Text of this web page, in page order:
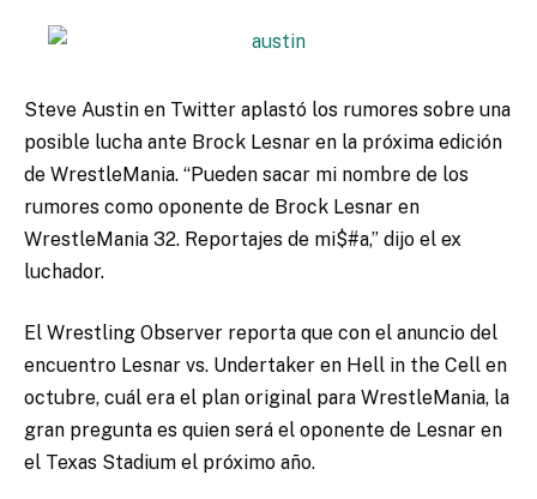
Steve Austin en Twitter aplastó los rumores sobre una
posible lucha ante Brock Lesnar en la próxima edición
de WrestleMania. “Pueden sacar mi nombre de los
rumores como oponente de Brock Lesnar en
WrestleMania 32. Reportajes de mi$#a,” dijo el ex
luchador.
El Wrestling Observer reporta que con el anuncio del
encuentro Lesnar vs. Undertaker en Hell in the Cell en
octubre, cuál era el plan original para WrestleMania, la
gran pregunta es quien será el oponente de Lesnar en
el Texas Stadium el próximo año.